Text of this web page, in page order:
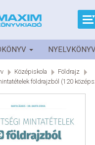
Középiskola
Földrajz
földrajzból (120